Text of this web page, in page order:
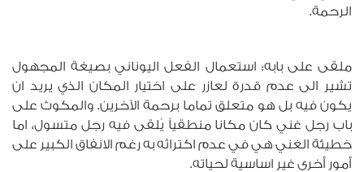
الرحمة.
ملقى على بابه: استعمال الفعل اليوناني بصيغة المجهول
تشير الى عدم قدرة لعازر على اختيار المكان الذي يريد ان
يكون فيه بل هو متعلق تماما برحمة الآخرين. والمكوث على
باب رجل غني كان مكانا منطقياً يُلقى فيه رجل متسول، اما
خطيئة الغني هي في عدم اكتراثه به رغم الانفاق الكبير على
أمور أخرى غير اساسية لحياته.